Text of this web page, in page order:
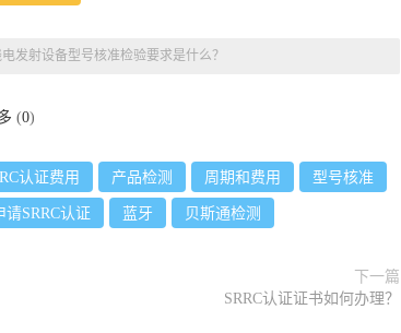
发射设备型号核准检验要求是什么？
(0)
认证费用 产品检测 周期和费用 型号核准
请SRRC认证 蓝牙 贝斯通检测
下一篇
SRRC认证证书如何办理？